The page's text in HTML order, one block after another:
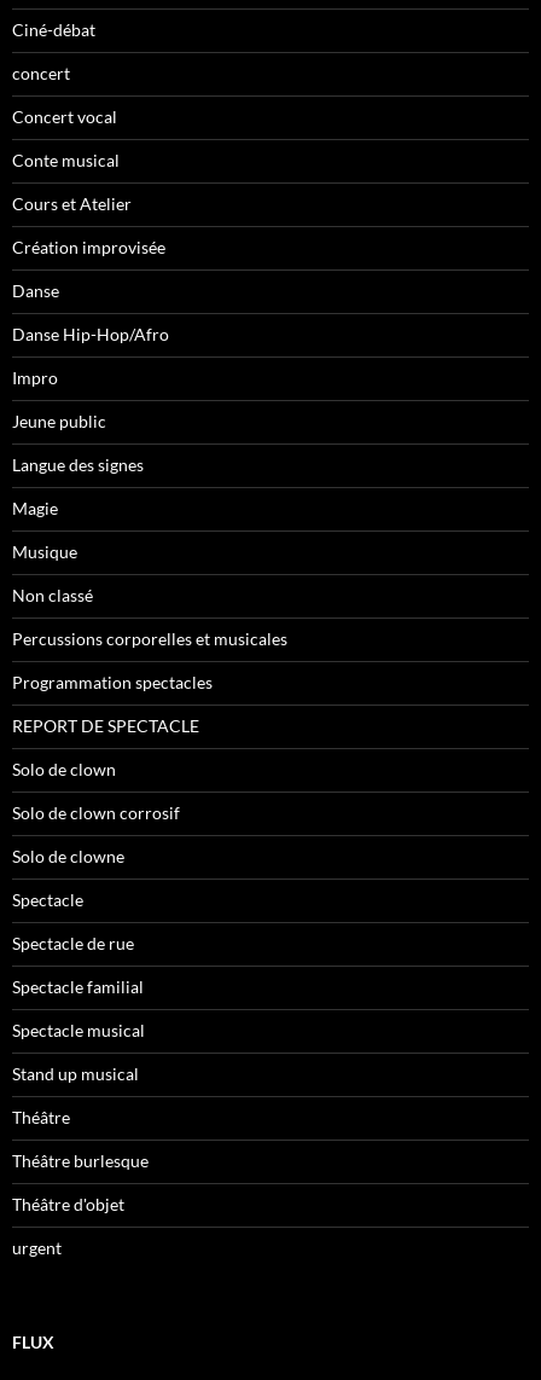
Ciné-débat
concert
Concert vocal
Conte musical
Cours et Atelier
Création improvisée
Danse
Danse Hip-Hop/Afro
Impro
Jeune public
Langue des signes
Magie
Musique
Non classé
Percussions corporelles et musicales
Programmation spectacles
REPORT DE SPECTACLE
Solo de clown
Solo de clown corrosif
Solo de clowne
Spectacle
Spectacle de rue
Spectacle familial
Spectacle musical
Stand up musical
Théâtre
Théâtre burlesque
Théâtre d'objet
urgent
FLUX